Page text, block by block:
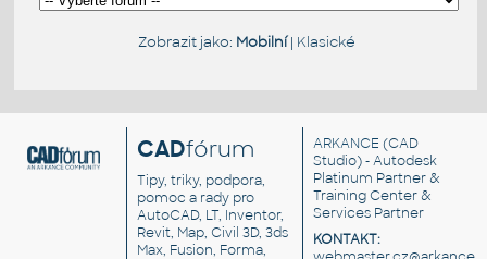
Zobrazit jako: Mobilní| Klasické
CADfórum
Tipy, triky, podpora,
pomoc a rady pro
AutoCAD, LT, Inventor,
Revit, Map, Civil 3D, 3ds
Max, Fusion, Forma,
ARKANCE (CAD
Studio) - Autodesk
Platinum Partner &
Training Center &
Services Partner
KONTAKT: